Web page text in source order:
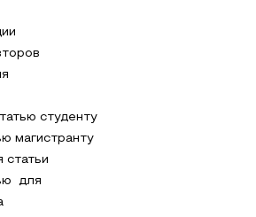
студенту
магистранту
статьи
для